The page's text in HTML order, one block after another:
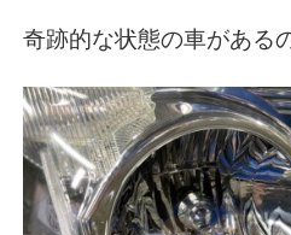
奇跡的な状態の車がある